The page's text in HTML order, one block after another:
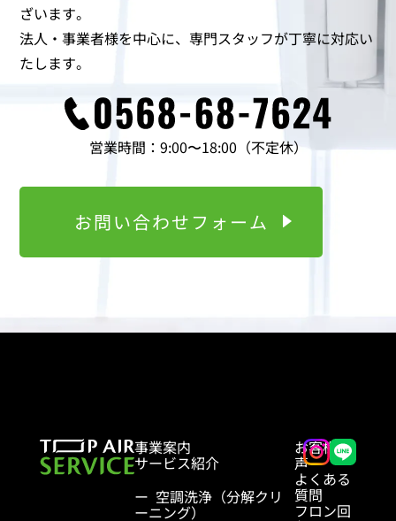
ざいます。
法人・事業者様を中心に、専門スタッフが丁寧に対応い
たします。
営業時間：9:00〜18:00（不定休）
お問い合わせフォーム
事業案内
サービス紹介
空調洗浄（分解クリ
ーニング）
お客様の
声
よくある
質問
フロン回